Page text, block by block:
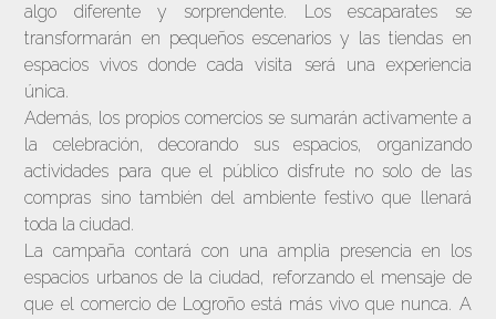
algo diferente y sorprendente. Los escaparates se
transformarán en pequeños escenarios y las tiendas en
espacios vivos donde cada visita será una experiencia
única.
Además, los propios comercios se sumarán activamente a
la celebración, decorando sus espacios, organizando
actividades para que el público disfrute no solo de las
compras sino también del ambiente festivo que llenará
toda la ciudad.
La campaña contará con una amplia presencia en los
espacios urbanos de la ciudad, reforzando el mensaje de
que el comercio de Logroño está más vivo que nunca. A